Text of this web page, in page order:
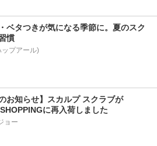
ベタつきが気になる季節に。夏のスク
慣
プアール)
お知らせ】スカルプ スクラブが
に再入荷しました
ョー